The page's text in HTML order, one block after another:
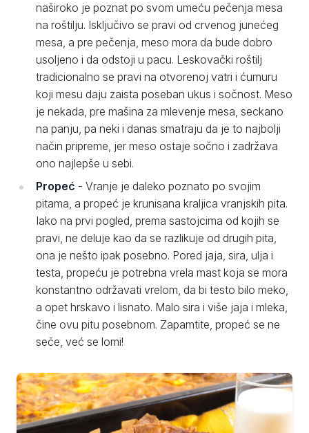
naširoko je poznat po svom umeću pečenja mesa
na roštilju. Isključivo se pravi od crvenog junećeg
mesa, a pre pečenja, meso mora da bude dobro
usoljeno i da odstoji u pacu. Leskovački roštilj
tradicionalno se pravi na otvorenoj vatri i ćumuru
koji mesu daju zaista poseban ukus i sočnost. Meso
je nekada, pre mašina za mlevenje mesa, seckano
na panju, pa neki i danas smatraju da je to najbolji
način pripreme, jer meso ostaje sočno i zadržava
ono najlepše u sebi.
Propeć - Vranje je daleko poznato po svojim
pitama, a propeć je krunisana kraljica vranjskih pita.
Iako na prvi pogled, prema sastojcima od kojih se
pravi, ne deluje kao da se razlikuje od drugih pita,
ona je nešto ipak posebno. Pored jaja, sira, ulja i
testa, propeću je potrebna vrela mast koja se mora
konstantno održavati vrelom, da bi testo bilo meko,
a opet hrskavo i lisnato. Malo sira i više jaja i mleka,
čine ovu pitu posebnom. Zapamtite, propeć se ne
seče, već se lomi!